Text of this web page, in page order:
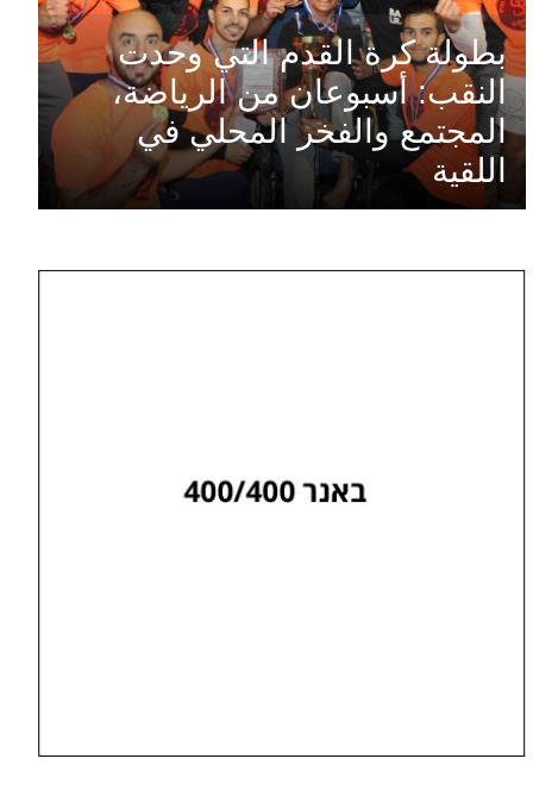
بطولة كرة القدم التي وحدت
النقب: أسبوعان من الرياضة،
المجتمع والفخر المحلي في
اللقية